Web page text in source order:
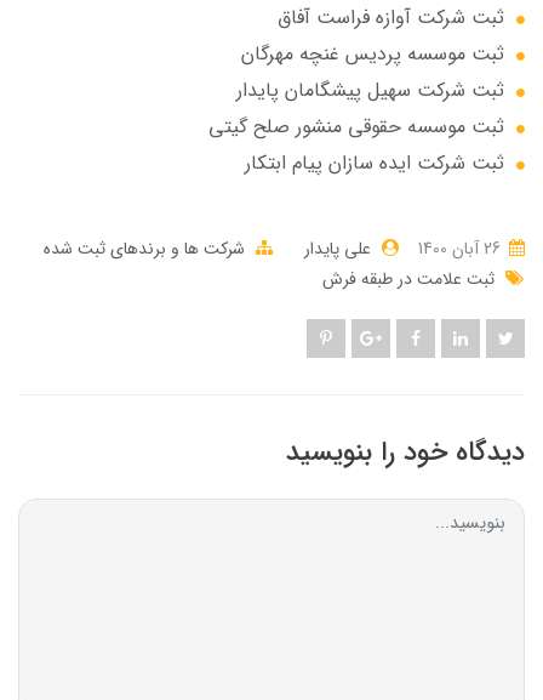
ثبت شرکت آوازه فراست آفاق
ثبت موسسه پردیس غنچه مهرگان
ثبت شرکت سهيل پيشگامان پايدار
ثبت موسسه حقوقی منشور صلح گیتی
ثبت شرکت ایده سازان پیام ابتکار
علی پایدار
شرکت ها و برندهای ثبت شده
ثبت علامت در طبقه فرش
دیدگاه خود را بنویسید